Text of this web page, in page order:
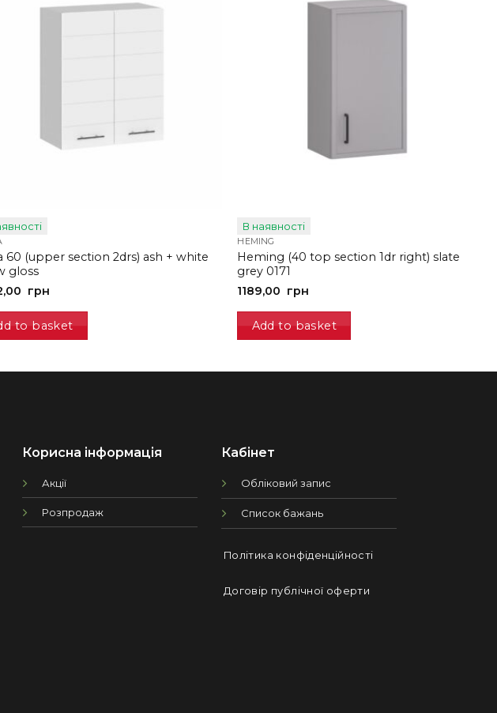
60 (upper section 2drs) ash + white
gloss
грн
to basket
В наявності
HEMING
Heming (40 top section 1dr right) slate
grey 0171
1189,00 грн
Add to basket
Корисна інформація
Акції
Розпродаж
Кабінет
Обліковий запис
Список бажань
Політика конфіденційності
Договір публічної оферти